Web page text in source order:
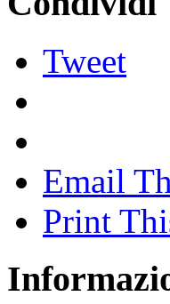
Tweet
Email
Print